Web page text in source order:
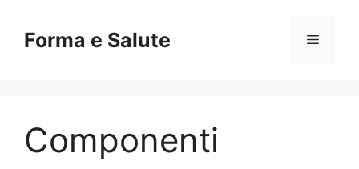
contenuto
Forma e Salute Menu
Componenti